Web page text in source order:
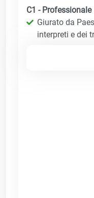
C1 - Professionale
Giurato da
interpreti e dei